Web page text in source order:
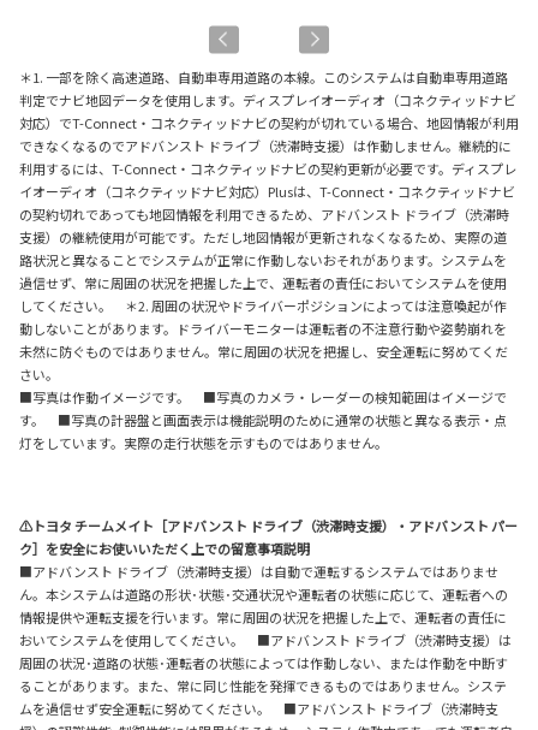
＊1. 一部を除く高速道路、自動車専用道路の本線。このシステムは自動車専用道路
判定でナビ地図データを使用します。ディスプレイオーディオ（コネクティッドナビ
対応）でT-Connect・コネクティッドナビの契約が切れている場合、地図情報が利用
できなくなるのでアドバンスト ドライブ（渋滞時支援）は作動しません。継続的に
利用するには、T-Connect・コネクティッドナビの契約更新が必要です。ディスプレ
イオーディオ（コネクティッドナビ対応）Plusは、T-Connect・コネクティッドナビ
の契約切れであっても地図情報を利用できるため、アドバンスト ドライブ（渋滞時
支援）の継続使用が可能です。ただし地図情報が更新されなくなるため、実際の道
路状況と異なることでシステムが正常に作動しないおそれがあります。システムを
過信せず、常に周囲の状況を把握した上で、運転者の責任においてシステムを使用
してください。 ＊2. 周囲の状況やドライバーポジションによっては注意喚起が作
動しないことがあります。ドライバーモニターは運転者の不注意行動や姿勢崩れを
未然に防ぐものではありません。常に周囲の状況を把握し、安全運転に努めてくだ
さい。
■写真は作動イメージです。 ■写真のカメラ・レーダーの検知範囲はイメージで
す。 ■写真の計器盤と画面表示は機能説明のために通常の状態と異なる表示・点
灯をしています。実際の走行状態を示すものではありません。
⚠トヨタ チームメイト［アドバンスト ドライブ（渋滞時支援）・アドバンスト パー
ク］を安全にお使いいただく上での留意事項説明
■アドバンスト ドライブ（渋滞時支援）は自動で運転するシステムではありませ
ん。本システムは道路の形状･状態･交通状況や運転者の状態に応じて、運転者への
情報提供や運転支援を行います。常に周囲の状況を把握した上で、運転者の責任に
おいてシステムを使用してください。 ■アドバンスト ドライブ（渋滞時支援）は
周囲の状況･道路の状態･運転者の状態によっては作動しない、または作動を中断す
ることがあります。また、常に同じ性能を発揮できるものではありません。システ
ムを過信せず安全運転に努めてください。 ■アドバンスト ドライブ（渋滞時支